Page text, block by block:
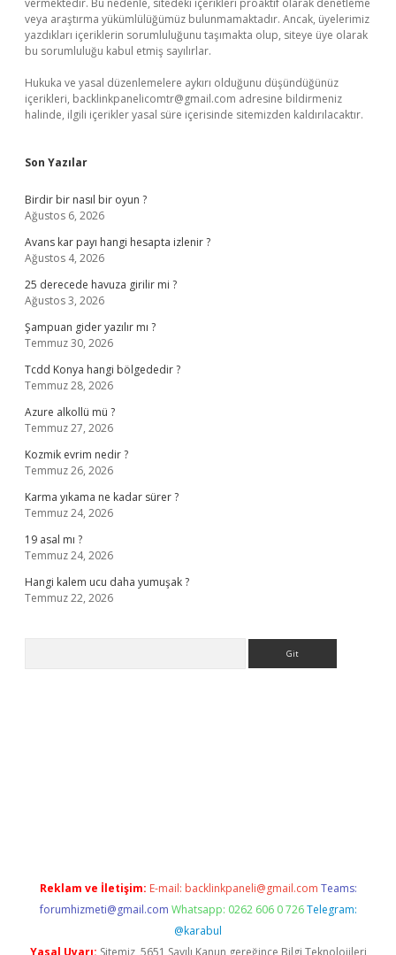
vermektedir. Bu nedenle, sitedeki içerikleri proaktif olarak denetleme
veya araştırma yükümlülüğümüz bulunmamaktadır. Ancak, üyelerimiz
yazdıkları içeriklerin sorumluluğunu taşımakta olup, siteye üye olarak
bu sorumluluğu kabul etmiş sayılırlar.
Hukuka ve yasal düzenlemelere aykırı olduğunu düşündüğünüz
içerikleri, backlinkpanelicomtr@gmail.com adresine bildirmeniz
halinde, ilgili içerikler yasal süre içerisinde sitemizden kaldırılacaktır.
Son Yazılar
Birdir bir nasıl bir oyun ?
Ağustos 6, 2026
Avans kar payı hangi hesapta izlenir ?
Ağustos 4, 2026
25 derecede havuza girilir mi ?
Ağustos 3, 2026
Şampuan gider yazılır mı ?
Temmuz 30, 2026
Tcdd Konya hangi bölgededir ?
Temmuz 28, 2026
Azure alkollü mü ?
Temmuz 27, 2026
Kozmik evrim nedir ?
Temmuz 26, 2026
Karma yıkama ne kadar sürer ?
Temmuz 24, 2026
19 asal mı ?
Temmuz 24, 2026
Hangi kalem ucu daha yumuşak ?
Temmuz 22, 2026
Reklam ve İletişim: E-mail: backlinkpaneli@gmail.com Teams:
forumhizmeti@gmail.com Whatsapp: 0262 606 0 726 Telegram:
@karabul
Yasal Uyarı: Sitemiz, 5651 Sayılı Kanun gereğince Bilgi Teknolojileri